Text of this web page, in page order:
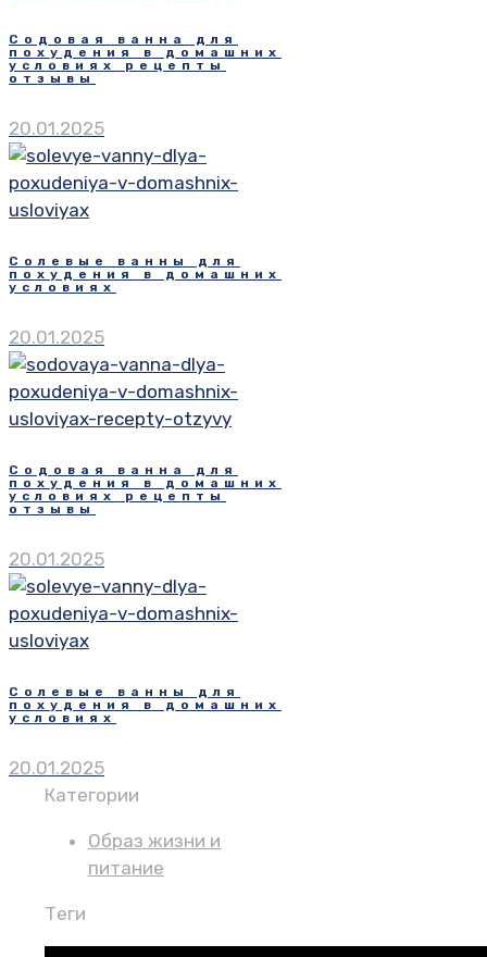
Содовая ванна для
похудения в домашних
условиях рецепты
отзывы
20.01.2025
Солевые ванны для
похудения в домашних
условиях
20.01.2025
Содовая ванна для
похудения в домашних
условиях рецепты
отзывы
20.01.2025
Солевые ванны для
похудения в домашних
условиях
20.01.2025
Категории
Образ жизни и
питание
Теги